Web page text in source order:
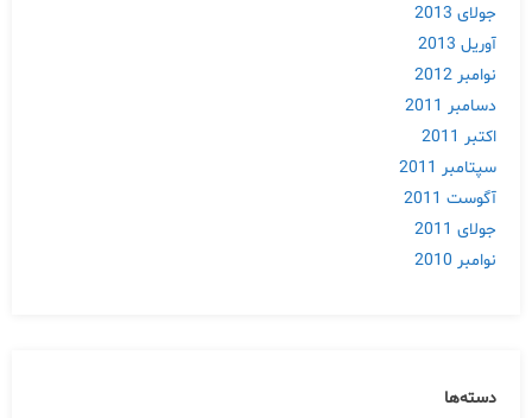
جولای 2013
آوریل 2013
نوامبر 2012
دسامبر 2011
اکتبر 2011
سپتامبر 2011
آگوست 2011
جولای 2011
نوامبر 2010
دسته‌ها